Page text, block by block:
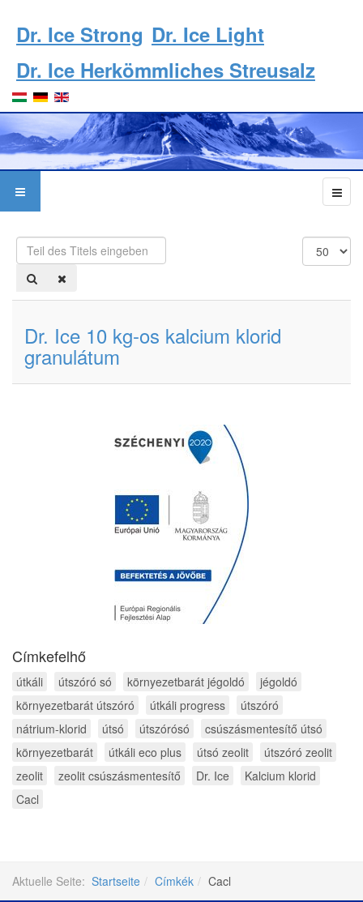
Dr. Ice Strong Dr. Ice Light
Dr. Ice Herkömmliches Streusalz
Teil
des
Titels
Anzeige
#
Dr. Ice 10 kg-os kalcium klorid
granulátum
Címkefelhő
útkáli útszóró só környezetbarát jégoldó
jégoldó
környezetbarát útszóró
útkáli progress
útszóró
nátrium-klorid
útsó útszórósó
csúszásmentesítő útsó
környezetbarát
útkáli eco plus útsó zeolit
útszóró zeolit
zeolit
zeolit csúszásmentesítő Dr. Ice
Kalcium klorid
Cacl
Aktuelle Seite: Startseite Címkék Cacl